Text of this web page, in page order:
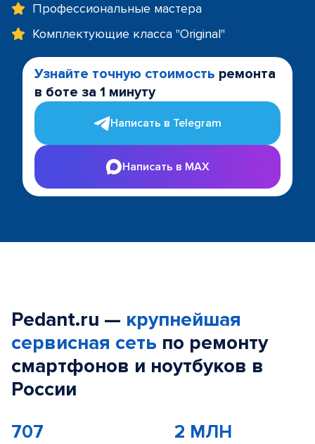
Профессиональные мастера
Комплектующие класса "Original"
Узнайте точную стоимость ремонта
в боте за 1 минуту
Написать в Telegram
Написать в MAX
Pedant.ru — крупнейшая
сервисная сеть по ремонту
смартфонов и ноутбуков в
России
707 2 МЛН